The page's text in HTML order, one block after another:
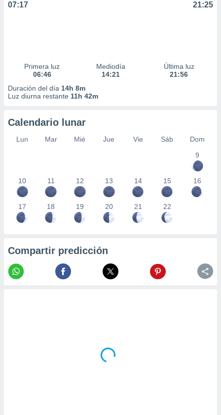
07:17 21:25
Primera luz
06:46
Mediodía
14:21
Última luz
21:56
Duración del día 14h 8m
Luz diurna restante 11h 42m
Calendario lunar
Lun Mar Mié Jue Vie Sáb
Dom
9
10 11 12 13 14 15 16
17 18 19 20 21 22
Compartir predicción